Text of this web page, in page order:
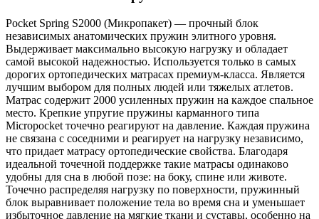
Pocket Spring S2000 (Микропакет) — прочный блок
независимых анатомических пружин элитного уровня.
Выдерживает максимально высокую нагрузку и обладает
самой высокой надежностью. Используется только в самых
дорогих ортопедических матрасах премиум-класса. Является
лучшим выбором для полных людей или тяжелых атлетов.
Матрас содержит 2000 усиленных пружин на каждое спальное
место. Крепкие упругие пружины карманного типа
Micropocket точечно реагируют на давление. Каждая пружина
не связана с соседними и реагирует на нагрузку независимо,
что придает матрасу ортопедические свойства. Благодаря
идеальной точечной поддержке такие матрасы одинаково
удобны для сна в любой позе: на боку, спине или животе.
Точечно распределяя нагрузку по поверхности, пружинный
блок выравнивает положение тела во время сна и уменьшает
избыточное давление на мягкие ткани и суставы, особенно на